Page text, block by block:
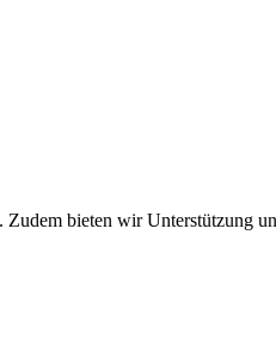
bieten wir Unterstützung